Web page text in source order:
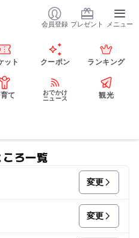
会員登録 プレゼント メニュー
ット クーポン ランキング
て
おでかけ
ニュース
観光
ろ一覧
変更
変更